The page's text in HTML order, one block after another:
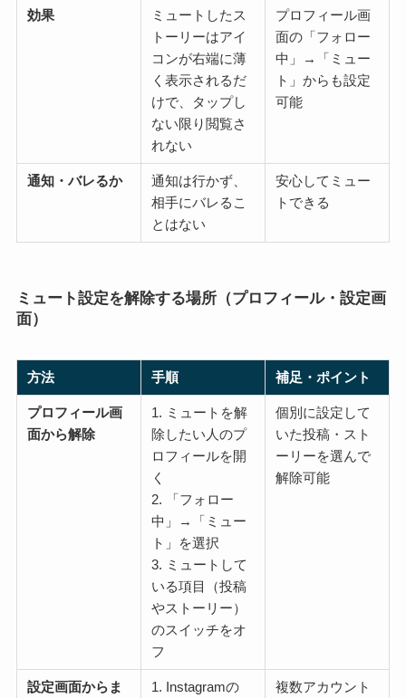
効果
ミュートしたス
トーリーはアイ
コンが右端に薄
く表示されるだ
けで、タップし
ない限り閲覧さ
れない
プロフィール画
面の「フォロー
中」→「ミュー
ト」からも設定
可能
通知・バレるか
通知は行かず、
相手にバレるこ
とはない
安心してミュー
トできる
ミュート設定を解除する場所（プロフィール・設定画
面）
方法 手順 補足・ポイント
プロフィール画
面から解除
1. ミュートを解
除したい人のプ
ロフィールを開
く
2. 「フォロー
中」→「ミュー
ト」を選択
3. ミュートして
いる項目（投稿
やストーリー）
のスイッチをオ
フ
個別に設定して
いた投稿・スト
ーリーを選んで
解除可能
設定画面からま
1. Instagramの
複数アカウント